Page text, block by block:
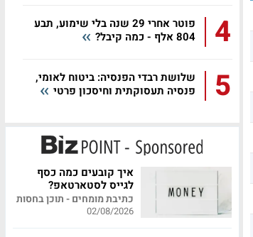
4
פוטר אחרי 29 שנה בלי שימוע, תבע
804 אלף - כמה קיבל?
5
שלושת רבדי הפנסיה: ביטוח לאומי,
פנסיה תעסוקתית וחיסכון פרטי
איך קובעים כמה כסף
לגייס לסטארטאפ?
כתיבת מומחים - תוכן בחסות
02/08/2026